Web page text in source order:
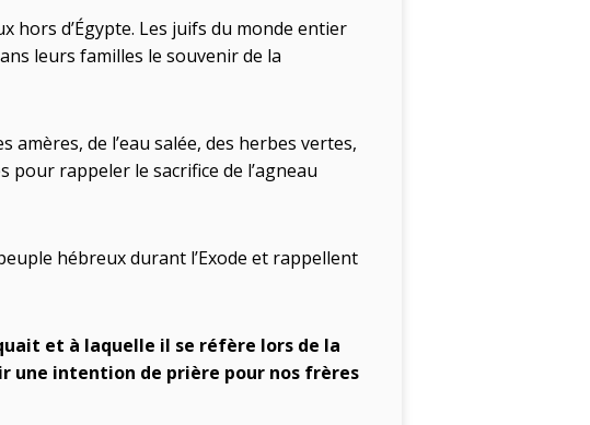
hors d’Égypte. Les juifs du monde entier
leurs familles le souvenir de la
de l’eau salée, des herbes vertes,
pour rappeler le sacrifice de l’agneau
hébreux durant l’Exode et rappellent
et à laquelle il se réfère lors de la
une intention de prière pour nos frères